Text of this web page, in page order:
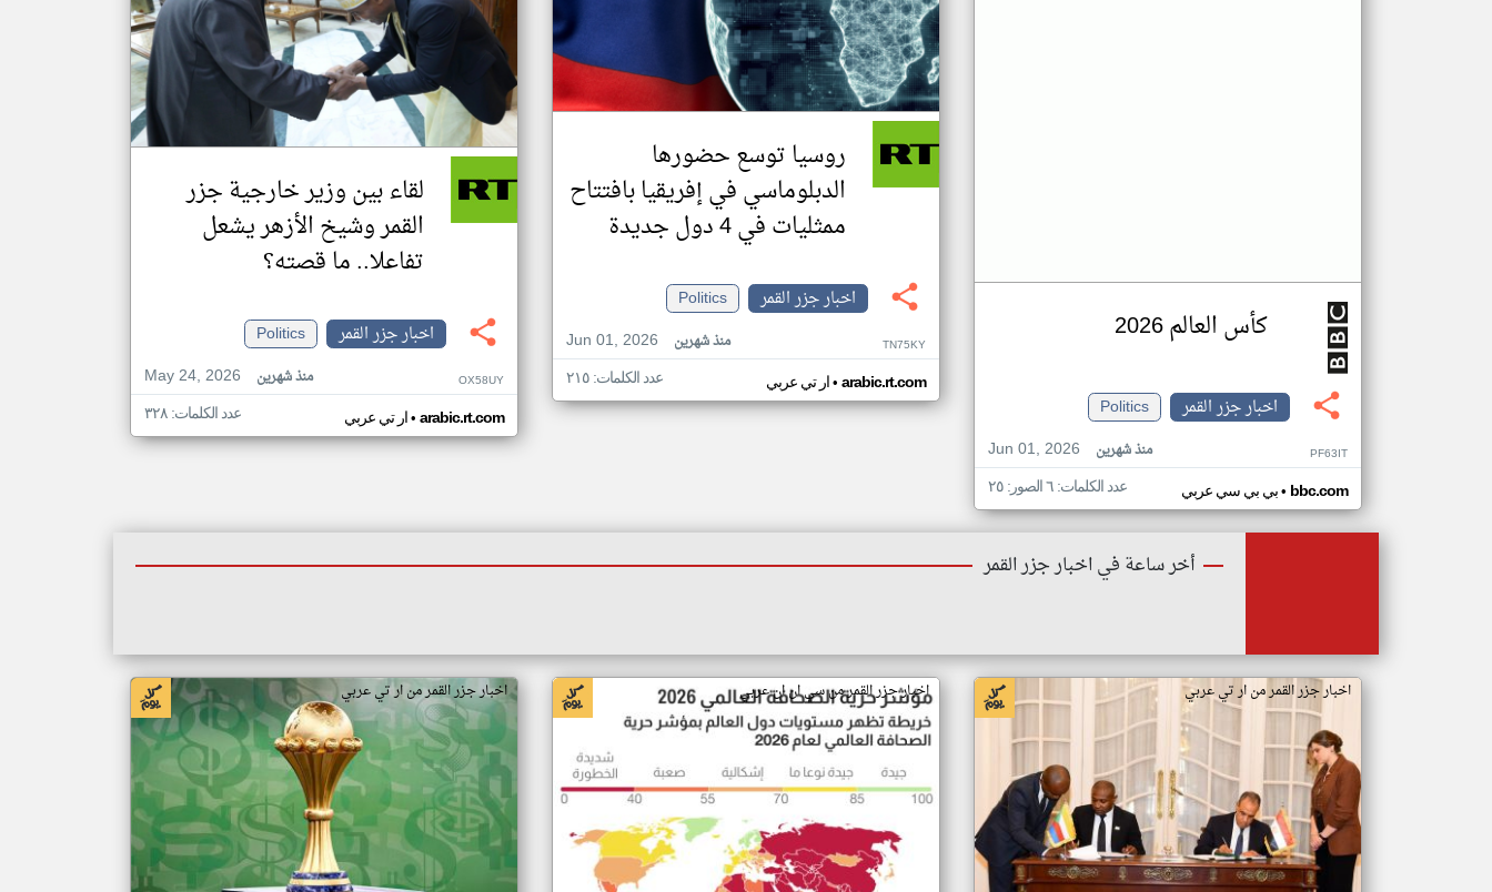
كأس العالم 2026
اخبار جزر القمر
Politics
Jun 01, 2026
منذ شهرين PF63IT
بي بي سي عربي• bbc.com عدد الكلمات: ٦ الصور: ٢٥
روسيا توسع حضورها
الدبلوماسي في إفريقيا بافتتاح
ممثليات في 4 دول جديدة
اخبار جزر القمر
Politics
Jun 01, 2026
منذ شهرين TN75KY
ار تي عربي• arabic.rt.com عدد الكلمات: ٢١٥
لقاء بين وزير خارجية جزر
القمر وشيخ الأزهر يشعل
تفاعلا.. ما قصته؟
اخبار جزر القمر
Politics
May 24, 2026
منذ شهرين OX58UY
ار تي عربي• arabic.rt.com عدد الكلمات: ٣٢٨
أخر ساعة في اخبار جزر القمر
اخبار جزر القمر من ار تي عربي اخبار جزر القمر من سي ان ان عربي اخبار جزر القمر من ار تي عربي